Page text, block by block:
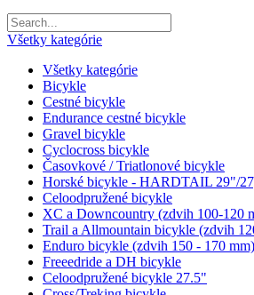
Všetky kategórie
Všetky kategórie
Bicykle
Cestné bicykle
Endurance cestné bicykle
Gravel bicykle
Cyclocross bicykle
Časovkové / Triatlonové bicykle
Horské bicykle - HARDTAIL 29"/
Celoodpružené bicykle
XC a Downcountry (zdvih 100-120
Trail a Allmountain bicykle (zdvih
Enduro bicykle (zdvih 150 - 170 mm)
Freeedride a DH bicykle
Celoodpružené bicykle 27.5"